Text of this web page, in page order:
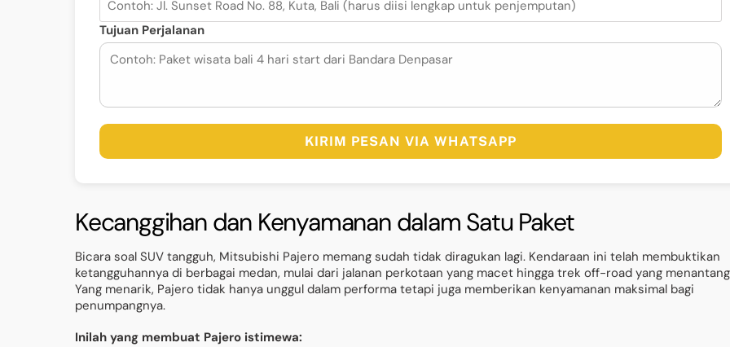
Tujuan Perjalanan
KIRIM PESAN VIA WHATSAPP
Kecanggihan dan Kenyamanan dalam Satu Paket
Bicara soal SUV tangguh, Mitsubishi Pajero memang sudah tidak diragukan lagi. Kendaraan ini telah membuktikan
ketangguhannya di berbagai medan, mulai dari jalanan perkotaan yang macet hingga trek off-road yang
Yang menarik, Pajero tidak hanya unggul dalam performa tetapi juga memberikan kenyamanan maksimal bagi
penumpangnya.
Inilah yang membuat Pajero istimewa: